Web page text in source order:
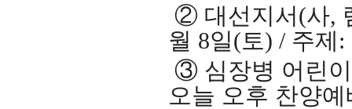
② 대선지서 (사,
월 8일(토) / 주제 :
③ 심장병 어린
오늘 오후 찬양